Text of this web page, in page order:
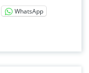
WhatsApp